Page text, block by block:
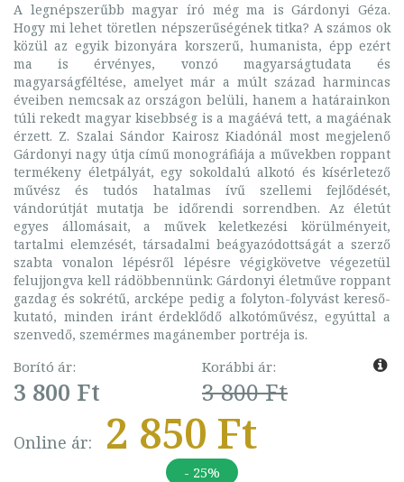
A legnépszerűbb magyar író még ma is Gárdonyi Géza.
Hogy mi lehet töretlen népszerűségének titka? A számos ok
közül az egyik bizonyára korszerű, humanista, épp ezért
ma is érvényes, vonzó magyarságtudata és
magyarságféltése, amelyet már a múlt század harmincas
éveiben nemcsak az országon belüli, hanem a határainkon
túli rekedt magyar kisebbség is a magáévá tett, a magáénak
érzett. Z. Szalai Sándor Kairosz Kiadónál most megjelenő
Gárdonyi nagy útja című monográfiája a művekben roppant
termékeny életpályát, egy sokoldalú alkotó és kísérletező
művész és tudós hatalmas ívű szellemi fejlődését,
vándorútját mutatja be időrendi sorrendben. Az életút
egyes állomásait, a művek keletkezési körülményeit,
tartalmi elemzését, társadalmi beágyazódottságát a szerző
szabta vonalon lépésről lépésre végigkövetve végezetül
felujjongva kell rádöbbennünk: Gárdonyi életműve roppant
gazdag és sokrétű, arcképe pedig a folyton-folyvást kereső-
kutató, minden iránt érdeklődő alkotóművész, egyúttal a
szenvedő, szemérmes magánember portréja is.
Borító ár:
3 800 Ft
Korábbi ár:
3 800 Ft
Online ár: 2 850 Ft
- 25%